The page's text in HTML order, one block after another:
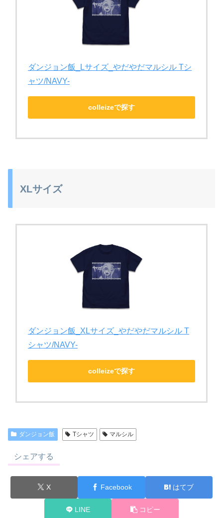
ダンジョン飯_Lサイズ_やだやだマルシル Tシ
ャツ/NAVY-
colleizeで探す
XLサイズ
ダンジョン飯_XLサイズ_やだやだマルシル T
シャツ/NAVY-
colleizeで探す
ダンジョン飯 Tシャツ マルシル
シェアする
X Facebook はてブ
LINE コピー